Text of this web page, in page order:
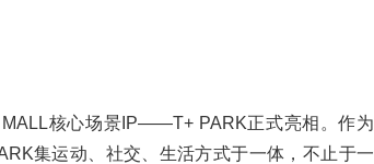
核心场景IP——T+ PARK正式亮相。作为
集运动、社交、生活方式于一体，不止于一